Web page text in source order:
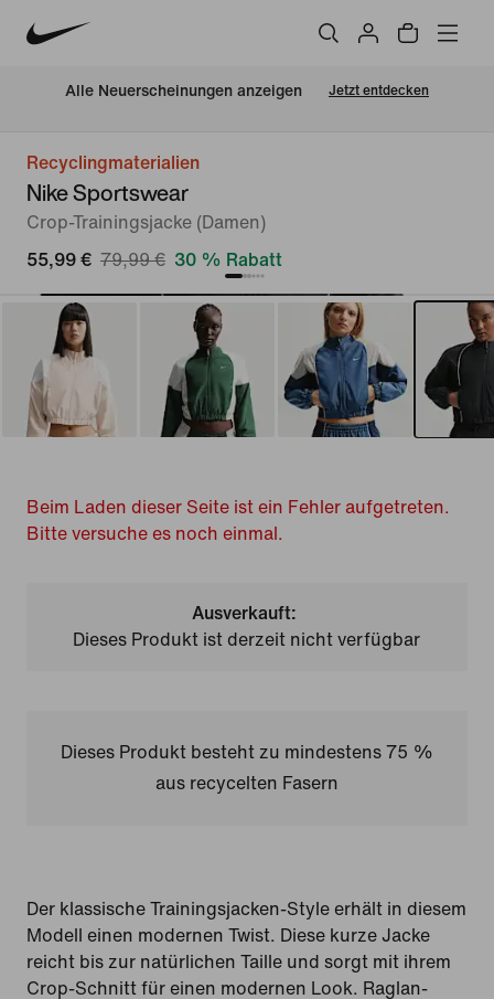
Alle Neuerscheinungen anzeigen Jetzt entdecken
Recyclingmaterialien
Nike Sportswear
Crop-Trainingsjacke (Damen)
55,99 € 79,99 € 30 % Rabatt
Beim Laden dieser Seite ist ein Fehler aufgetreten.
Bitte versuche es noch einmal.
Ausverkauft:
Dieses Produkt ist derzeit nicht verfügbar
Dieses Produkt besteht zu mindestens 75 %
aus recycelten Fasern
Der klassische Trainingsjacken-Style erhält in diesem
Modell einen modernen Twist. Diese kurze Jacke
reicht bis zur natürlichen Taille und sorgt mit ihrem
Crop-Schnitt für einen modernen Look. Raglan-